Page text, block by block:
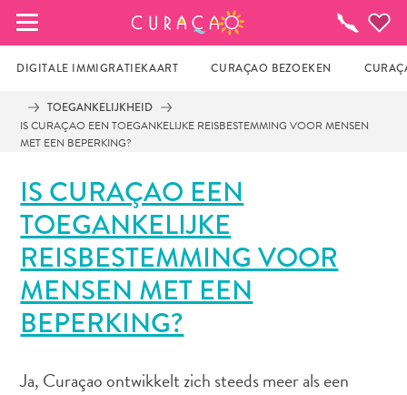
Activiteiten
TOEGANKELIJKHEID
IS CURAÇAO EEN TOEGANKELIJKE REISBESTEMMING VOOR MENSEN
MET EEN BEPERKING?
DIGITALE IMMIGRATIEKAART CURAÇAO BEZOEKEN
IS CURAÇAO EEN
TOEGANKELIJKE
REISBESTEMMING VOOR
MENSEN MET EEN
BEPERKING?
Ja, Curaçao ontwikkelt zich steeds meer als een
MIJN FAVORIETEN
Zo te zien heb je nog geen favoriete
Wanneer je iets op wil slaan om later nog eens te
bekijken, klik op het